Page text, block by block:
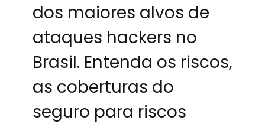
dos maiores alvos de
ataques hackers no
Brasil. Entenda os riscos,
as coberturas do
seguro para riscos